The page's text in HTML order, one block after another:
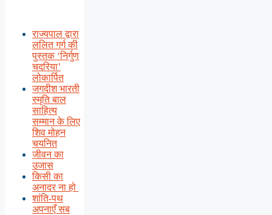
राज्यपाल द्वारा
ललित गर्ग की
पुस्तक ‘निर्गुण
चदरिया’
लोकार्पित
जगदीश भारती
स्मृति बाल
साहित्य
सम्मान के लिए
शिव मोहन
चयनित
जीवन का
उजास
किसी का
अनादर ना हो
शांति-पथ
अपनाएँ सब